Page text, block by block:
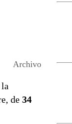
Archivo
de 34